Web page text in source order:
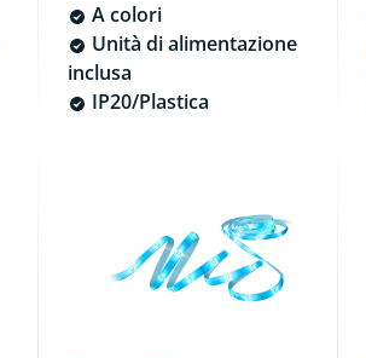
A colori
Unità di alimentazione
inclusa
IP20/Plastica